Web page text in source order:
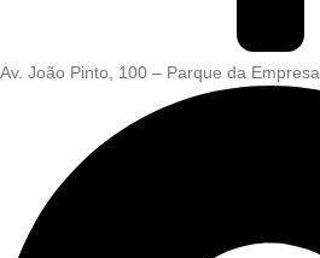
Av. João Pinto, 100 – Parque da Empresa